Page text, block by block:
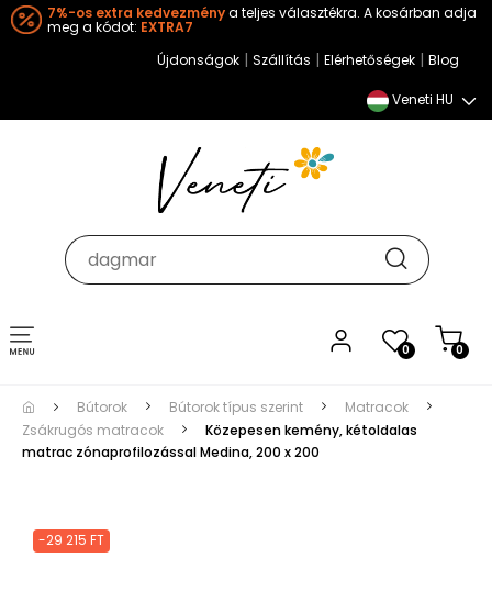
7%-os extra kedvezménya teljes választékra. A kosárban adja
meg a kódot: EXTRA7
Újdonságok | Szállítás | Elérhetőségek | Blog
Veneti HU
0 0
Toggle
navigation
Bútorok Bútorok típus szerint
Matracok
Zsákrugós matracok
Közepesen kemény, kétoldalas
matrac zónaprofilozással Medina, 200 x 200
-29 215 FT